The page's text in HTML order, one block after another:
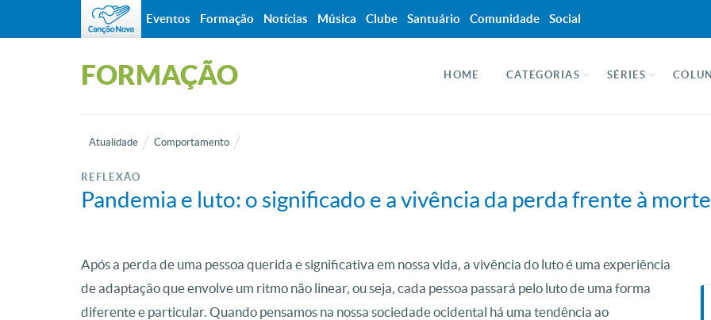
FORMAÇÃO HOME CATEGORIAS SÉRIES
Atualidade Comportamento
REFLEXÃO
Pandemia e luto: o significado e a vivência da perda frente à morte
Após a perda de uma pessoa querida e significativa em nossa vida, a vivência do luto é uma experiência
de adaptação que envolve um ritmo não linear, ou seja, cada pessoa passará pelo luto de uma forma
diferente e particular. Quando pensamos na nossa sociedade ocidental há uma tendência ao
Eventos Formação Notícias Música Clube Santuário Comunidade Social